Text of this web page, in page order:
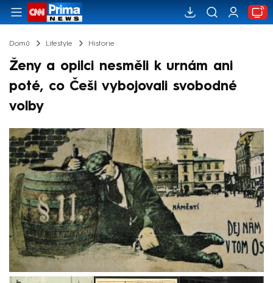
Domů Lifestyle Historie
Ženy a opilci nesměli k urnám ani
poté, co Češi vybojovali svobodné
volby